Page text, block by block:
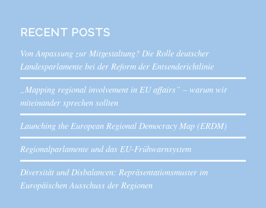
RECENT POSTS
Von Anpassung zur Mitgestaltung? Die Rolle deutscher
Landesparlamente bei der Reform der Entsenderichtlinie
„Mapping regional involvement in EU affairs” – warum wir
miteinander sprechen sollten
Launching the European Regional Democracy Map (ERDM)
Regionalparlamente und das EU-Frühwarnsystem
Diversität und Disbalancen: Repräsentationsmuster im
Europäischen Ausschuss der Regionen